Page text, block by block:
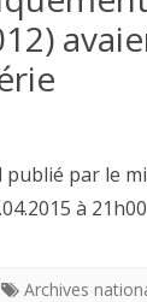
par le
à
Archives